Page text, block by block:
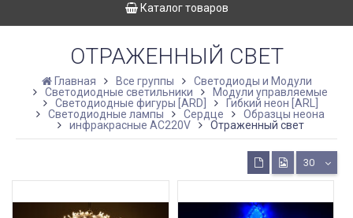
Каталог товаров
ОТРАЖЕННЫЙ СВЕТ
Главная Все группы
Светодиоды и Модули
Светодиодные светильники
Модули управляемые
Светодиодные фигуры [ARD]
Гибкий неон [ARL]
Светодиодные лампы
Сердце
Образцы неона
инфракрасные AC220V
Отраженный свет
30